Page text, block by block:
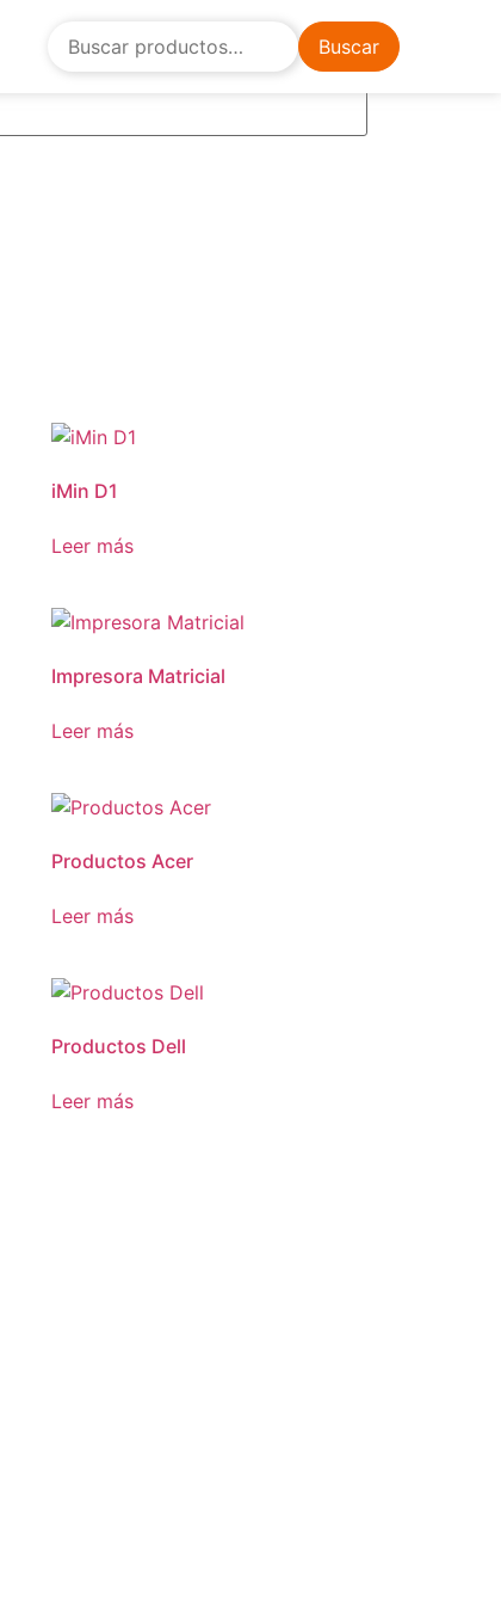
Buscar
iMin D1
Leer más
Impresora Matricial
Leer más
Productos Acer
Leer más
Productos Dell
Leer más